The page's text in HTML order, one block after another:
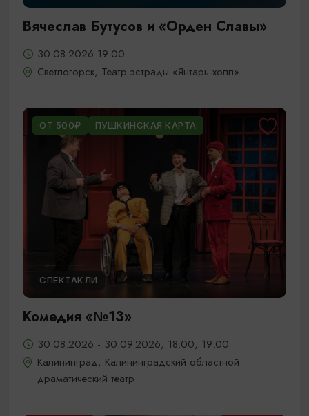
Вячеслав Бутусов и «Орден Славы»
30.08.2026 19:00
Светлогорск, Театр эстрады «Янтарь-холл»
ОТ 500₽ ПУШКИНСКАЯ КАРТА
СПЕКТАКЛИ
Комедия «№13»
30.08.2026 - 30.09.2026, 18:00, 19:00
Калининград, Калининградский областной
драматический театр